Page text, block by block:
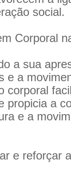
social.
Corporal
a sua
e a
corporal
propicia a
e a
e reforçar